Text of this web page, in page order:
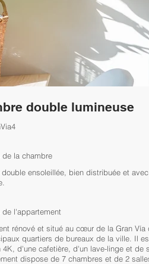
double lumineuse
la chambre
double ensoleillée, bien distribuée et
l'appartement
rénové et situé au cœur de la Gran
quartiers de bureaux de la ville. Il
4K, d'une cafetière, d'un lave-linge et de
dispose de 7 chambres et de 2